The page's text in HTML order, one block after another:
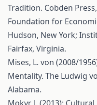
Tradition. Cobden
Foundation for
Hudson, New York;
Fairfax, Virginia.
Mises, L. von (2008/
Mentality. The Ludwig
Alabama.